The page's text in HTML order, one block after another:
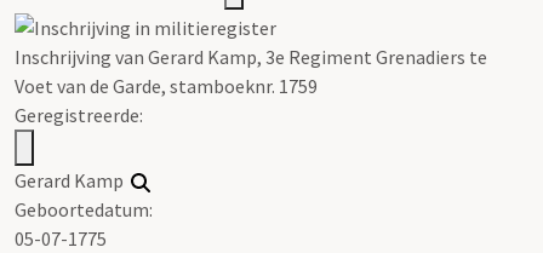
Inschrijving van Gerard Kamp, 3e Regiment Grenadiers te
Voet van de Garde, stamboeknr. 1759
Geregistreerde:
Gerard Kamp
Geboortedatum:
05-07-1775